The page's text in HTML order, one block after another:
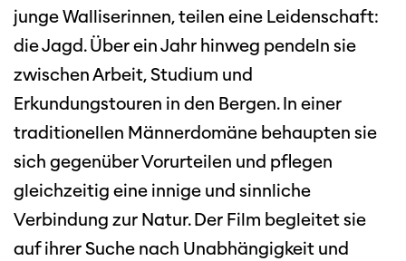
junge Walliserinnen, teilen eine Leidenschaft:
die Jagd. Über ein Jahr hinweg pendeln sie
zwischen Arbeit, Studium und
Erkundungstouren in den Bergen. In einer
traditionellen Männerdomäne behaupten sie
sich gegenüber Vorurteilen und pflegen
gleichzeitig eine innige und sinnliche
Verbindung zur Natur. Der Film begleitet sie
auf ihrer Suche nach Unabhängigkeit und